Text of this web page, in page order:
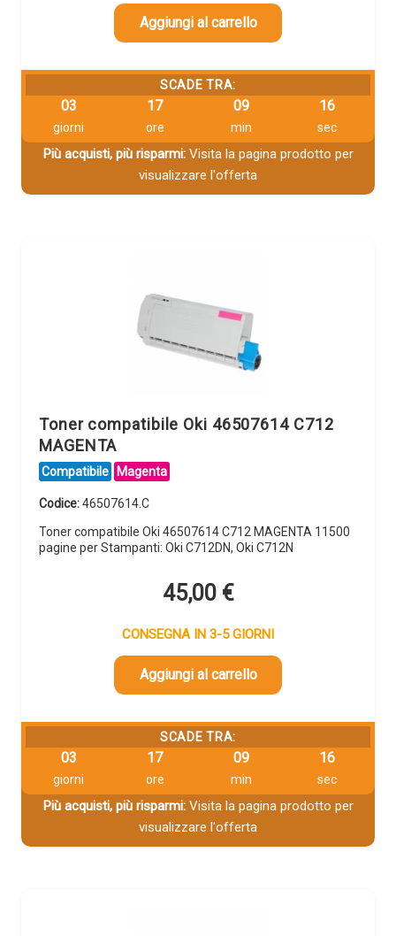
Aggiungi al carrello
SCADE TRA:
03
giorni
17
ore
09
min
16
sec
Più acquisti, più risparmi:Visita la pagina prodotto per
visualizzare l'offerta
Toner compatibile Oki 46507614 C712
MAGENTA
Compatibile Magenta
Codice:46507614.C
Toner compatibile Oki 46507614 C712 MAGENTA 11500
pagine per Stampanti: Oki C712DN, Oki C712N
45,00 €
CONSEGNA IN 3-5 GIORNI
Aggiungi al carrello
SCADE TRA:
03
giorni
17
ore
09
min
16
sec
Più acquisti, più risparmi:Visita la pagina prodotto per
visualizzare l'offerta